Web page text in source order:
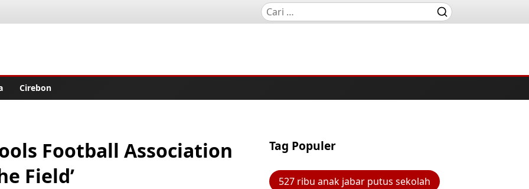
Cirebon
Football Association
Field’
Tag Populer
527 ribu anak jabar putus sekolah